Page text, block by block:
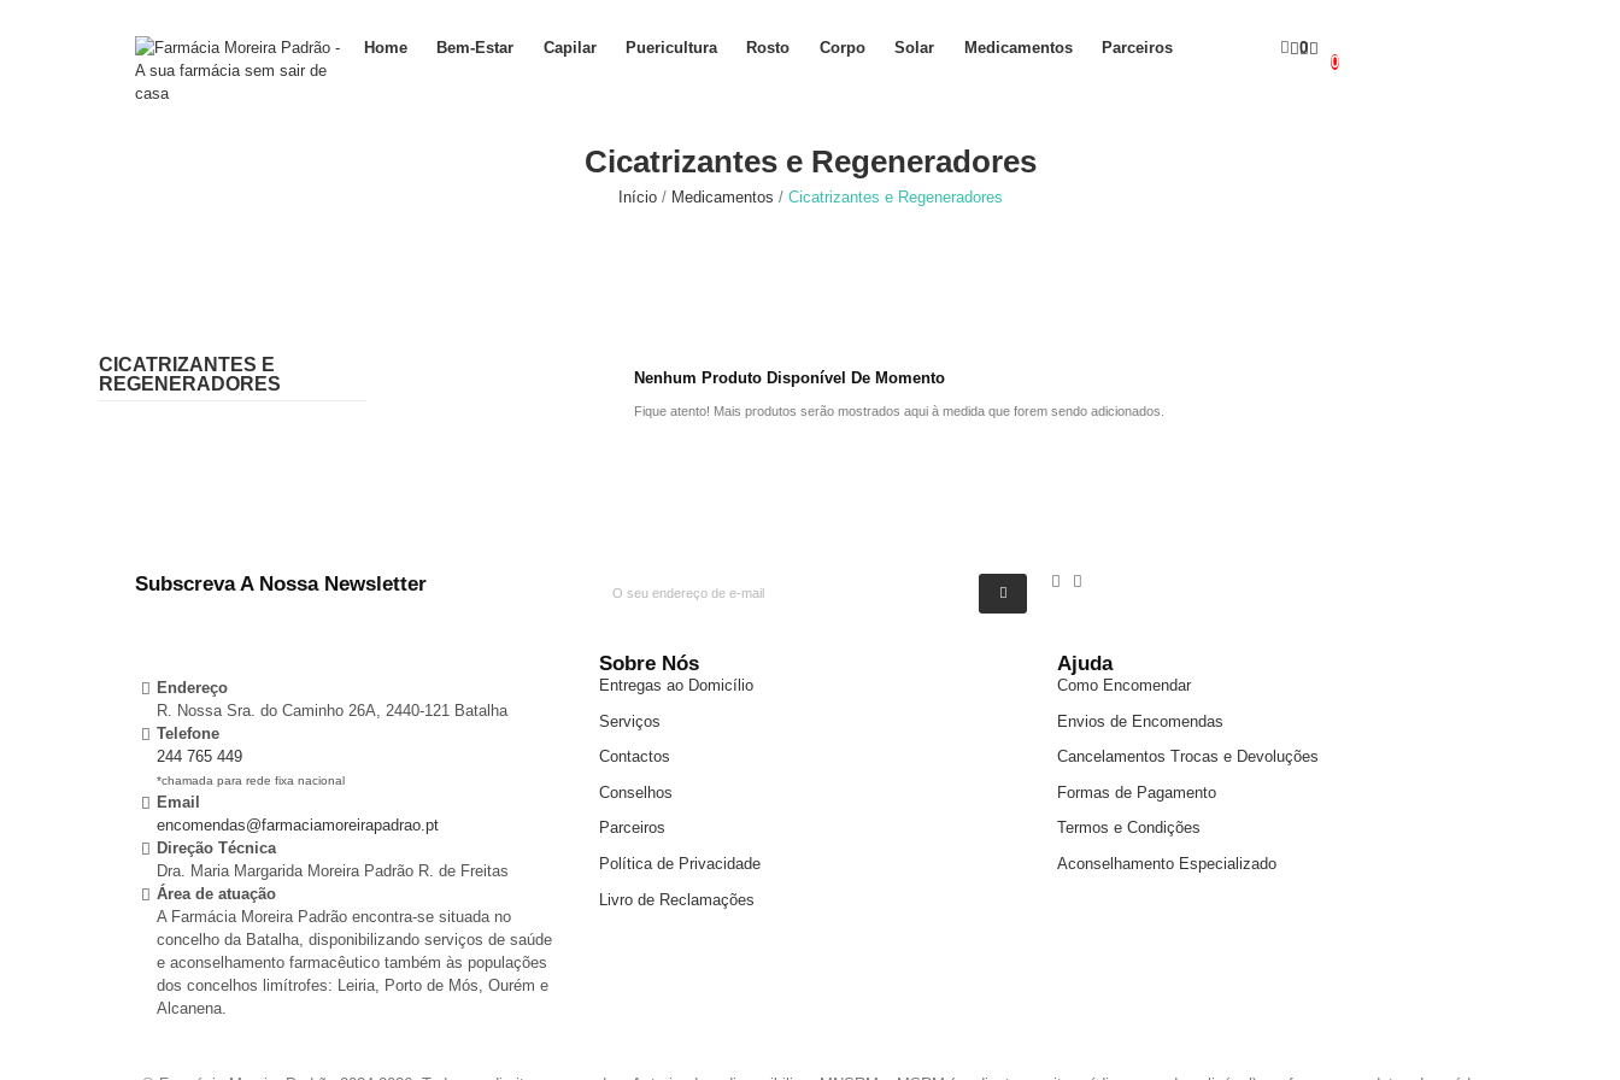
Home Bem-Estar Capilar Puericultura Rosto Corpo Solar Medicamentos Parceiros
0
0
Cicatrizantes e Regeneradores
Início Medicamentos Cicatrizantes e Regeneradores
CICATRIZANTES E
REGENERADORES
Nenhum Produto Disponível De Momento
Fique atento! Mais produtos serão mostrados aqui à medida que forem sendo adicionados.
Subscreva A Nossa Newsletter
Endereço
R. Nossa Sra. do Caminho 26A, 2440-121 Batalha
Telefone
244 765 449
*chamada para rede fixa nacional
Email
encomendas@farmaciamoreirapadrao.pt
Direção Técnica
Dra. Maria Margarida Moreira Padrão R. de Freitas
Área de atuação
A Farmácia Moreira Padrão encontra-se situada no
concelho da Batalha, disponibilizando serviços de saúde
e aconselhamento farmacêutico também às populações
dos concelhos limítrofes: Leiria, Porto de Mós, Ourém e
Alcanena.
Sobre Nós
Entregas ao Domicílio
Serviços
Contactos
Conselhos
Parceiros
Política de Privacidade
Livro de Reclamações
Ajuda
Como Encomendar
Envios de Encomendas
Cancelamentos Trocas e Devoluções
Formas de Pagamento
Termos e Condições
Aconselhamento Especializado